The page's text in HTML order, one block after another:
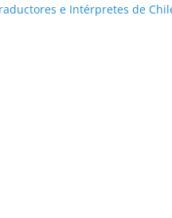
e Intérpretes de